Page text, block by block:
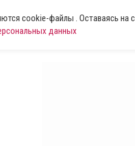
cookie-файлы . Оставаясь на
данных